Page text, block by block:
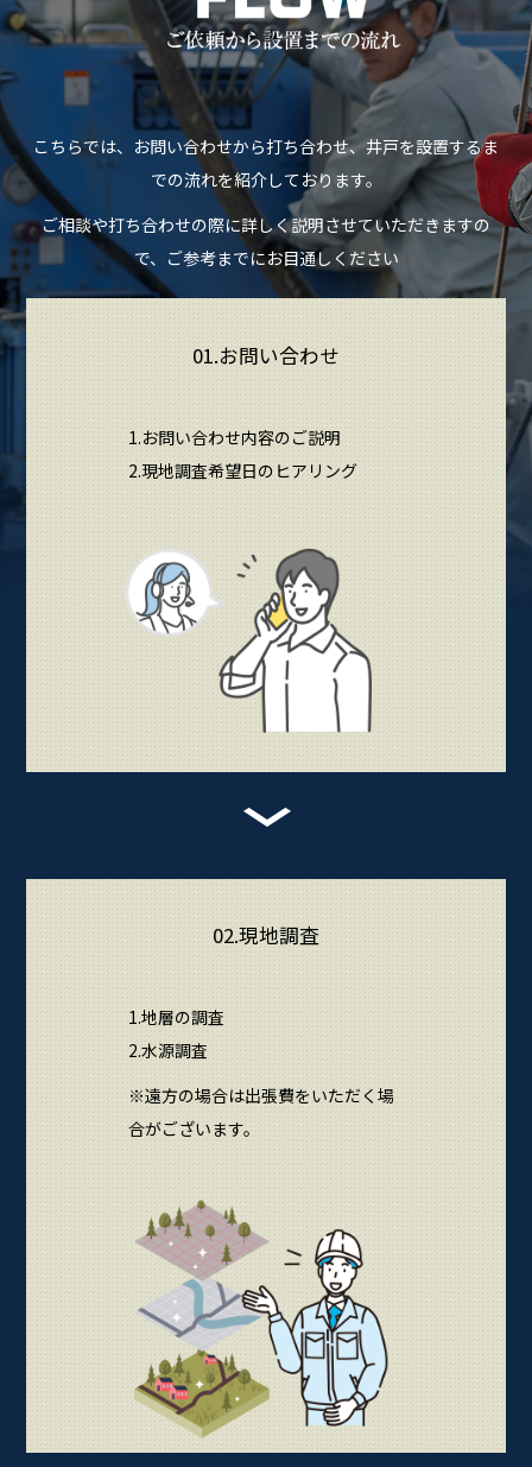
こちらでは、お問い合わせから打ち合わせ、井戸を設置するま
での流れを紹介しております。
ご相談や打ち合わせの際に詳しく説明させていただきますの
で、ご参考までにお目通しください
01.お問い合わせ
1.お問い合わせ内容のご説明
2.現地調査希望日のヒアリング
02.現地調査
1.地層の調査
2.水源調査
※遠方の場合は出張費をいただく場
合がございます。